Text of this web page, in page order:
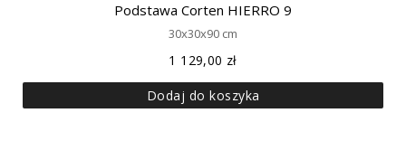
Podstawa Corten HIERRO 9
30x30x90 cm
1 129,00 zł
Dodaj do koszyka